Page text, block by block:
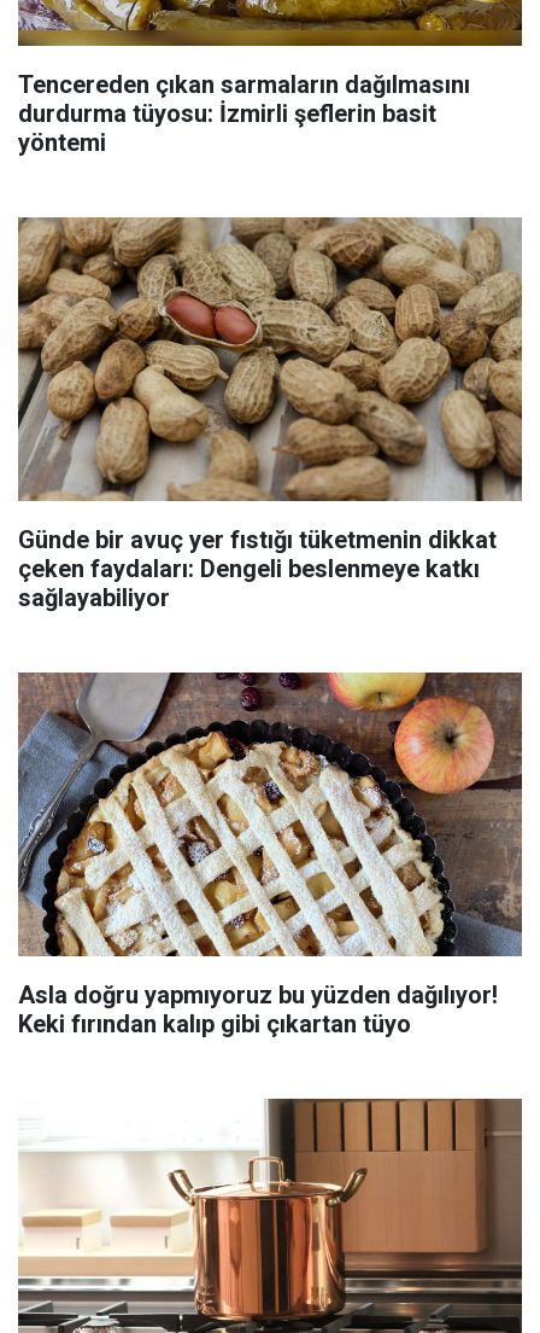
Tencereden çıkan sarmaların dağılmasını
durdurma tüyosu: İzmirli şeflerin basit
yöntemi
Günde bir avuç yer fıstığı tüketmenin dikkat
çeken faydaları: Dengeli beslenmeye katkı
sağlayabiliyor
Asla doğru yapmıyoruz bu yüzden dağılıyor!
Keki fırından kalıp gibi çıkartan tüyo